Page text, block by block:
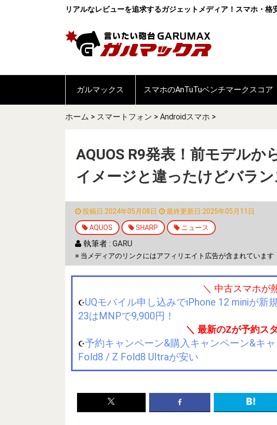
リアルなレビューを追求するガジェットメディア！スマホ・格
ガルマックス スマホのAnTuTuベンチマークスコア
ホーム > スマートフォン > Androidスマホ >
AQUOS R9発表！前モデルか
イメージと違ったけどバラ
投稿日:2024年05月08日 最終更新日:2025年05月11日
AQUOS SHARP ニュース
執筆者 : GARU
※ 当メディアのリンクにはアフィリエイト広告が含まれています
＼ 中古スマホが
☪️UQモバイル申し込みでiPhone 12 miniが新
23はMNPで9,900円！
＼ 最新のZが予約ス
☪️予約キャンペーン&購入キャンペーン&キ
Fold8 / Z Fold8 Ultraが安い